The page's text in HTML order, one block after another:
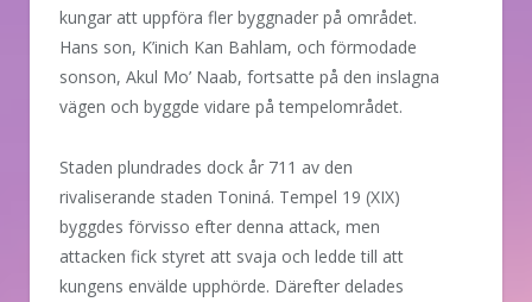
kungar att uppföra fler byggnader på området.
Hans son, K’inich Kan Bahlam, och förmodade
sonson, Akul Mo’ Naab, fortsatte på den inslagna
vägen och byggde vidare på tempelområdet.
Staden plundrades dock år 711 av den
rivaliserande staden Toniná. Tempel 19 (XIX)
byggdes förvisso efter denna attack, men
attacken fick styret att svaja och ledde till att
kungens envälde upphörde. Därefter delades